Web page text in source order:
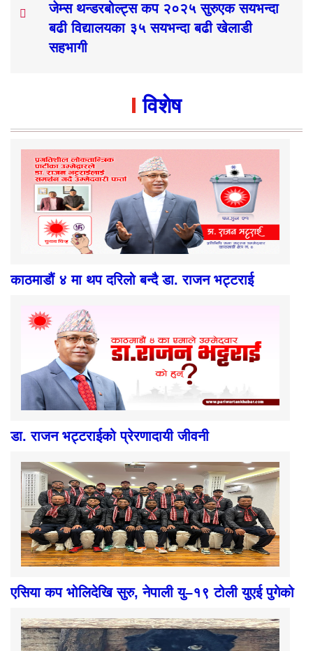
जेम्स थन्डरबोल्ट्स कप २०२५ सुरुएक सयभन्दा
बढी विद्यालयका ३५ सयभन्दा बढी खेलाडी
सहभागी
विशेष
काठमाडौं ४ मा थप दरिलो बन्दै डा. राजन भट्टराई
डा. राजन भट्टराईको प्रेरणादायी जीवनी
एसिया कप भोलिदेखि सुरु, नेपाली यु–१९ टोली युएई पुगेको